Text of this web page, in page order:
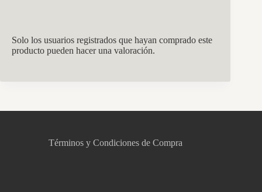
Solo los usuarios registrados que hayan comprado este
producto pueden hacer una valoración.
Términos y Condiciones de Compra
Asistente virtual · En línea